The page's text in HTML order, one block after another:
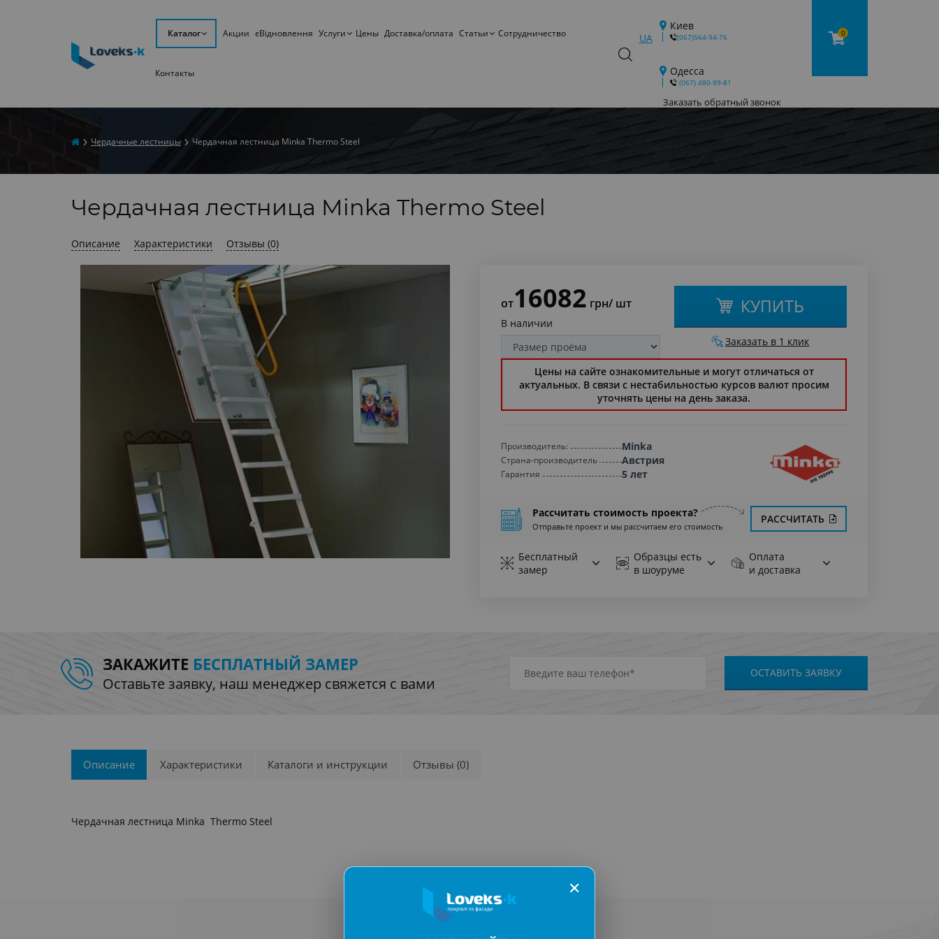
Каталог Акции єВідновлення Услуги Цены Доставка/оплата Статьи Сотрудничество
Контакты
UA
Киев
(067)564-94-76
Одесса
‎ (067) 480-99-81
Заказать обратный звонок
0
Чердачные лестницы Чердачная лестница Minka Thermo Steel
Чердачная лестница Minka Thermo Steel
Описание Характеристики Отзывы (0)
от16082 грн/ шт
В наличии
КУПИТЬ
Заказать в 1 клик
Цены на сайте ознакомительные и могут отличаться от
актуальных. В связи с нестабильностью курсов валют просим
уточнять цены на день заказа.
Производитель: Minka
Страна-производитель Австрия
Гарантия 5 лет
Рассчитать стоимость проекта?
Отправьте проект и мы рассчитаем его стоимость
РАССЧИТАТЬ
Бесплатный
замер
Образцы есть
в шоуруме
Оплата
и доставка
ЗАКАЖИТЕ БЕСПЛАТНЫЙ ЗАМЕР
Оставьте заявку, наш менеджер свяжется с вами
Описание Характеристики Каталоги и инструкции Отзывы (0)
Чердачная лестница Minka Thermo Steel
✕